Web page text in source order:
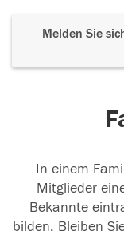
Melden Sie
In einem
Mitglieder
Bekannte
bilden. Bleiben